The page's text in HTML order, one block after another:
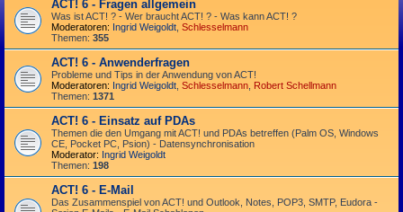
ACT! 6 - Fragen allgemein
Was ist ACT! ? - Wer braucht ACT! ? - Was kann ACT! ?
Moderatoren: Ingrid Weigoldt Schlesselmann
Themen: 355
ACT! 6 - Anwender­fragen
Probleme und Tips in der Anwendung von ACT!
Moderatoren: Ingrid Weigoldt Schlesselmann Robert Schellmann
Themen: 1371
ACT! 6 - Einsatz auf PDAs
Themen die den Umgang mit ACT! und PDAs betreffen (Palm OS, Windows
CE, Pocket PC, Psion) - Datensynchronisation
Moderator: Ingrid Weigoldt
Themen: 198
ACT! 6 - E-Mail
Das Zusammen­spiel von ACT! und Outlook, Notes, POP3, SMTP, Eudora -